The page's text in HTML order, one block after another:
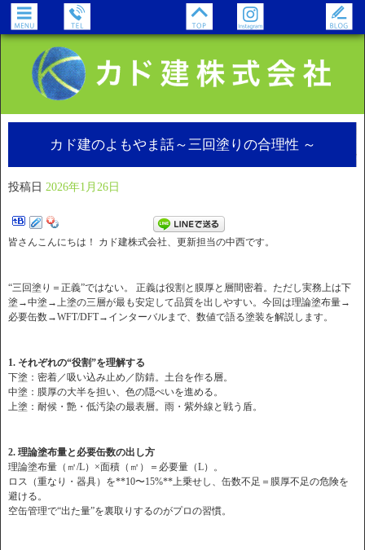
カド建のよもやま話～三回塗りの合理性 ～
投稿日 2026年1月26日
皆さんこんにちは！ カド建株式会社、更新担当の中西です。
“三回塗り＝正義”ではない。 正義は役割と膜厚と層間密着。ただし実務上は下
塗→中塗→上塗の三層が最も安定して品質を出しやすい。今回は理論塗布量→
必要缶数→WFT/DFT→インターバルまで、数値で語る塗装を解説します。
1. それぞれの“役割”を理解する
下塗：密着／吸い込み止め／防錆。土台を作る層。
中塗：膜厚の大半を担い、色の隠ぺいを進める。
上塗：耐候・艶・低汚染の最表層。雨・紫外線と戦う盾。
2. 理論塗布量と必要缶数の出し方
理論塗布量（㎡/L）×面積（㎡）＝必要量（L）。
ロス（重なり・器具）を**10〜15%**上乗せし、缶数不足＝膜厚不足の危険を
避ける。
空缶管理で“出た量”を裏取りするのがプロの習慣。